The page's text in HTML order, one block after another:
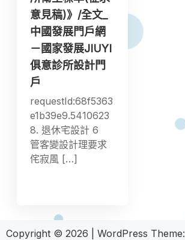
意見稿)》/全文_
中國發展門戶網
－國家發展JIUYI
俱意診所設計門
戶
requestId:68f5363
e1b39e9.5410623
8. 退休宅設計 6
管客變設計理要求
侘寂風 […]
Copyright © 2026 WordPress Theme: